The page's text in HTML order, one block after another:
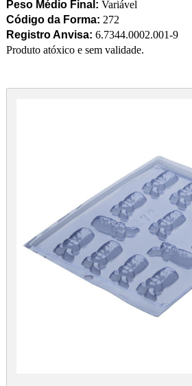
Peso Médio Final: Variável
Código da Forma: 272
Registro Anvisa: 6.7344.0002.001-9
Produto atóxico e sem validade.